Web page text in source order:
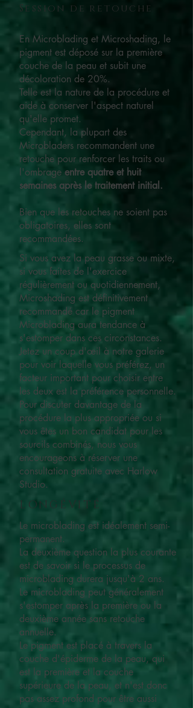
Session de retouche
En Microblading et Microshading, le
pigment est déposé sur la première
couche de la peau et subit une
décoloration de 20%.
Telle est la nature de la procédure et
aide à conserver l'aspect naturel
qu'elle promet.
Cependant, la plupart des
Microbladers recommandent une
retouche pour renforcer les traits ou
l'ombrage entre quatre et huit
semaines après le traitement initial.
Bien que les retouches ne soient pas
obligatoires, elles sont
recommandées.
Si vous avez la peau grasse ou mixte,
si vous faites de l'exercice
régulièrement ou quotidiennement,
Microshading est définitivement
recommandé car le pigment
Microblading aura tendance à
s'estomper dans ces circonstances.
Jetez un coup d'œil à notre galerie
pour voir laquelle vous préférez, un
facteur important pour choisir entre
les deux est la préférence personnelle.
Pour discuter davantage de la
procédure la plus appropriée ou si
vous êtes un bon candidat pour les
sourcils combinés, nous vous
encourageons à réserver une
consultation gratuite avec Harlow
Studio.
LONGÉVITÉ
Le microblading est idéalement semi-
permanent.
La deuxième question la plus courante
est de savoir si le processus de
microblading durera jusqu'à 2 ans.
Le microblading peut généralement
s'estomper après la première ou la
deuxième année sans retouche
annuelle.
Le pigment est placé à travers la
couche d'épiderme de la peau, qui
est la première et la couche
supérieure de la peau, et n'est donc
pas assez profond pour être aussi